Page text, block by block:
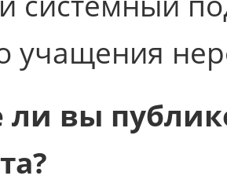
учащения
ли вы